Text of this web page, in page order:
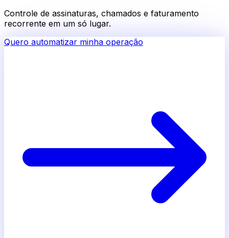
Controle de assinaturas, chamados e faturamento
recorrente em um só lugar.
Quero automatizar minha operação